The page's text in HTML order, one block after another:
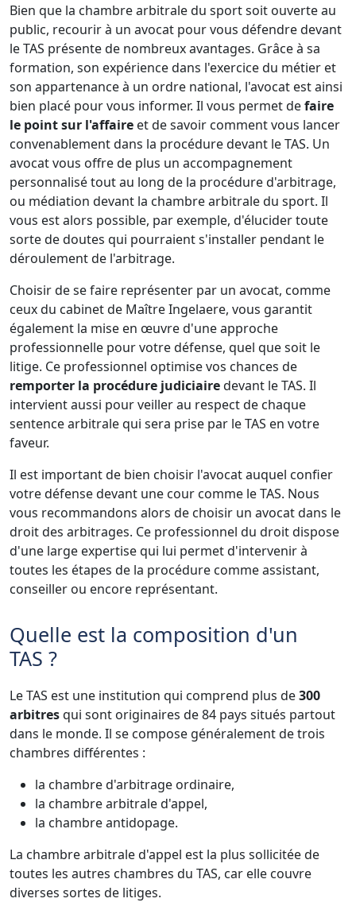
Bien que la chambre arbitrale du sport soit ouverte au
public, recourir à un avocat pour vous défendre devant
le TAS présente de nombreux avantages. Grâce à sa
formation, son expérience dans l'exercice du métier et
son appartenance à un ordre national, l'avocat est ainsi
bien placé pour vous informer. Il vous permet defaire
le point sur l'affaire et de savoir comment vous lancer
convenablement dans la procédure devant le TAS. Un
avocat vous offre de plus un accompagnement
personnalisé tout au long de la procédure d'arbitrage,
ou médiation devant la chambre arbitrale du sport. Il
vous est alors possible, par exemple, d'élucider toute
sorte de doutes qui pourraient s'installer pendant le
déroulement de l'arbitrage.
Choisir de se faire représenter par un avocat, comme
ceux du cabinet de Maître Ingelaere, vous garantit
également la mise en œuvre d'une approche
professionnelle pour votre défense, quel que soit le
litige. Ce professionnel optimise vos chances de
remporter la procédure judiciairedevant le TAS. Il
intervient aussi pour veiller au respect de chaque
sentence arbitrale qui sera prise par le TAS en votre
faveur.
Il est important de bien choisir l'avocat auquel confier
votre défense devant une cour comme le TAS. Nous
vous recommandons alors de choisir un avocat dans le
droit des arbitrages. Ce professionnel du droit dispose
d'une large expertise qui lui permet d'intervenir à
toutes les étapes de la procédure comme assistant,
conseiller ou encore représentant.
Quelle est la composition d'un
TAS ?
Le TAS est une institution qui comprend plus de300
arbitresqui sont originaires de 84 pays situés partout
dans le monde. Il se compose généralement de trois
chambres différentes :
la chambre d'arbitrage ordinaire,
la chambre arbitrale d'appel,
la chambre antidopage.
La chambre arbitrale d'appel est la plus sollicitée de
toutes les autres chambres du TAS, car elle couvre
diverses sortes de litiges.